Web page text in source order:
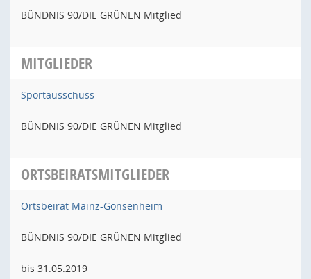
BÜNDNIS 90/DIE GRÜNEN Mitglied
MITGLIEDER
Sportausschuss
BÜNDNIS 90/DIE GRÜNEN Mitglied
ORTSBEIRATSMITGLIEDER
Ortsbeirat Mainz-Gonsenheim
BÜNDNIS 90/DIE GRÜNEN Mitglied
bis 31.05.2019